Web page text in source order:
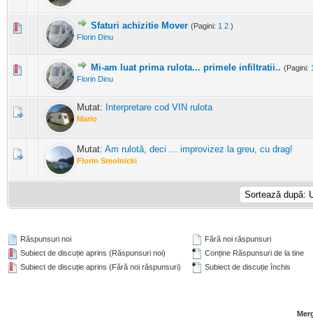
Sfaturi achizitie Mover (Pagini: 1 2 )
Florin Dinu
0 Evaluări - 0 din 5 în medie
Mi-am luat prima rulota... primele infiltratii.. (Pagini:
Florin Dinu
0 Evaluări - 0 din 5 în medie
Mutat: Interpretare cod VIN rulota
Mario
Mutat: Am rulotă, deci ... improvizez la greu, cu drag!
Florin Smolnicki
Răspunsuri noi
Subiect de discuție aprins (Răspunsuri noi)
Subiect de discuție aprins (Fără noi răspunsuri)
Fără noi răspunsuri
Conține Răspunsuri de la tine
Subiect de discuție închis